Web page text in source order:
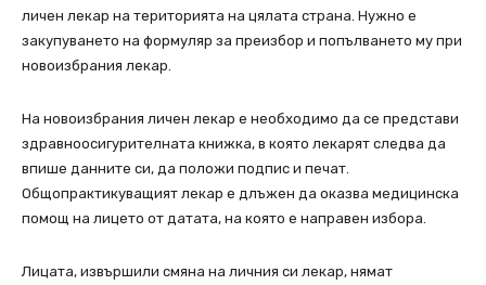
личен лекар на територията на цялата страна. Нужно е
закупуването на формуляр за преизбор и попълването му при
новоизбрания лекар.
На новоизбрания личен лекар е необходимо да се представи
здравноосигурителната книжка, в която лекарят следва да
впише данните си, да положи подпис и печат.
Общопрактикуващият лекар е длъжен да оказва медицинска
помощ на лицето от датата, на която е направен избора.
Лицата, извършили смяна на личния си лекар, нямат